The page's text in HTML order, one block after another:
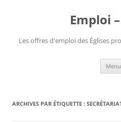
Emploi
Les offres d'emploi des Églises
Menu
ARCHIVES PAR ÉTIQUETTE :